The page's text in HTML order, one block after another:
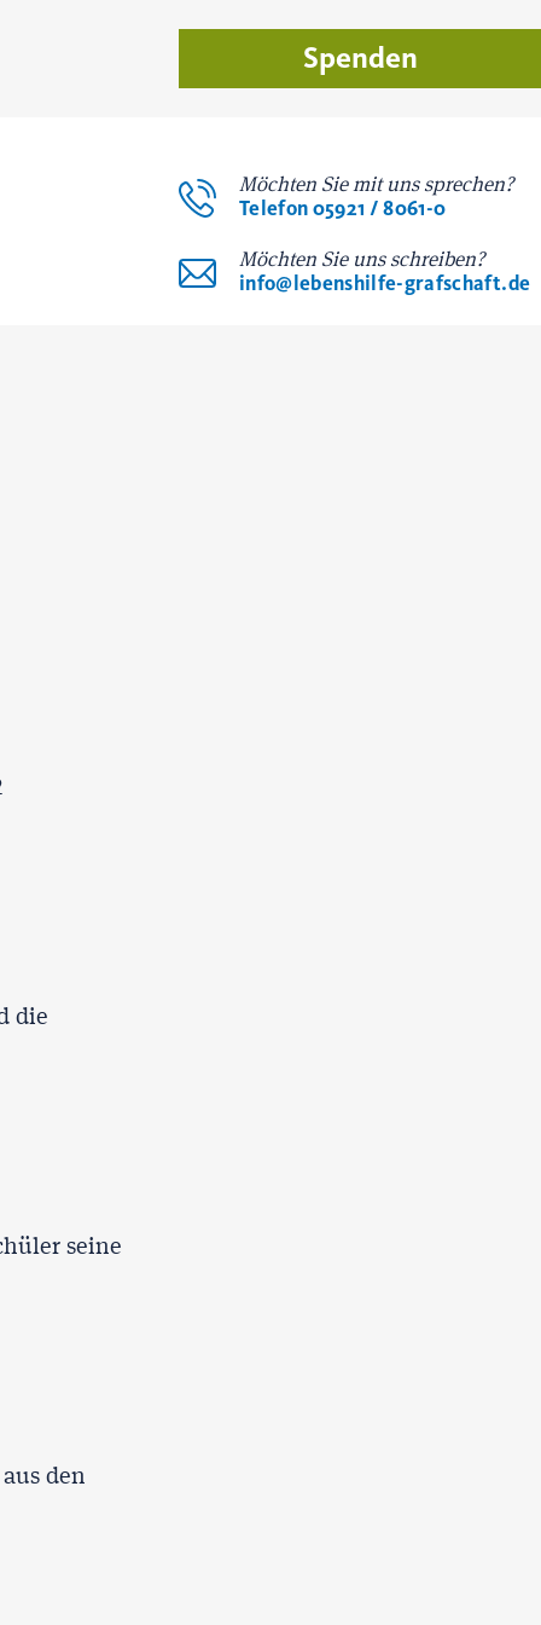
Spenden
Möchten Sie mit uns sprechen?
Telefon 05921 / 8061-0
Möchten Sie uns schreiben?
info@lebenshilfe-grafschaft.de
die
seine
den